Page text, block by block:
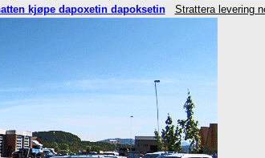
kjøpe dapoxetin dapoksetin Strattera levering